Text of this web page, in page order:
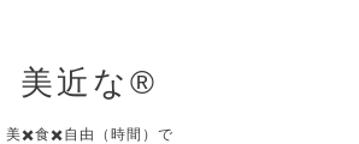
美近な®︎
美✖️食✖️自由（時間）で